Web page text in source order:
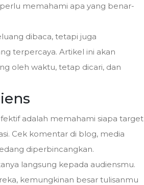
memahami apa yang benar-
dibaca, tetapi juga
terpercaya. Artikel ini akan
oleh waktu, tetap dicari, dan
adalah memahami siapa target
Cek komentar di blog, media
diperbincangkan.
langsung kepada audiensmu.
kemungkinan besar tulisanmu